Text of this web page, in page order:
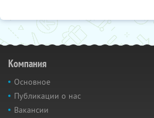
Компания
Основное
Публикации о нас
Вакансии